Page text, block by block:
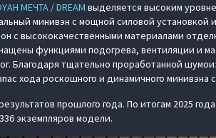
МЕЧТА / DREAM выделяется высоким
минивэн с мощной силовой установкой
с высококачественными материалами
функциями подогрева, вентиляции и
Благодаря тщательно проработанной
хода роскошного и динамичного минивэна
прошлого года. По итогам 2025 года
экземпляров модели.